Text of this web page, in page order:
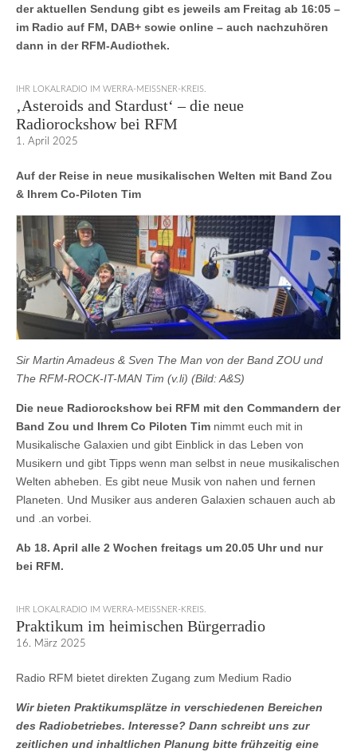
der aktuellen Sendung gibt es jeweils am Freitag ab 16:05 –
im Radio auf FM, DAB+ sowie online – auch nachzuhören
dann in der RFM-Audiothek.
IHR LOKALRADIO IM WERRA-MEISSNER-KREIS.
‚Asteroids and Stardust‘ – die neue
Radiorockshow bei RFM
1. April 2025
Auf der Reise in neue musikalischen Welten mit Band Zou
& Ihrem Co-Piloten Tim
Sir Martin Amadeus & Sven The Man von der Band ZOU und
The RFM-ROCK-IT-MAN Tim (v.li) (Bild: A&S)
Die neue Radiorockshow bei RFM mit den Commandern der
Band Zou und Ihrem Co Piloten Tim nimmt euch mit in
Musikalische Galaxien und gibt Einblick in das Leben von
Musikern und gibt Tipps wenn man selbst in neue musikalischen
Welten abheben. Es gibt neue Musik von nahen und fernen
Planeten. Und Musiker aus anderen Galaxien schauen auch ab
und .an vorbei.
Ab 18. April alle 2 Wochen freitags um 20.05 Uhr und nur
bei RFM.
IHR LOKALRADIO IM WERRA-MEISSNER-KREIS.
Praktikum im heimischen Bürgerradio
16. März 2025
Radio RFM bietet direkten Zugang zum Medium Radio
Wir bieten Praktikumsplätze in verschiedenen Bereichen
des Radiobetriebes. Interesse? Dann schreibt uns zur
zeitlichen und inhaltlichen Planung bitte frühzeitig eine